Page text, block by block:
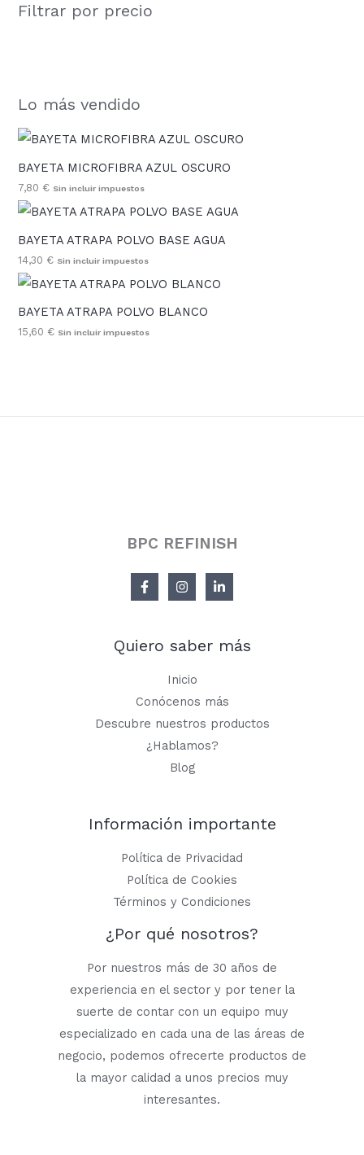
Filtrar por precio
Lo más vendido
BAYETA MICROFIBRA AZUL OSCURO
7,80 € Sin incluir impuestos
BAYETA ATRAPA POLVO BASE AGUA
14,30 € Sin incluir impuestos
BAYETA ATRAPA POLVO BLANCO
15,60 € Sin incluir impuestos
BPC REFINISH
Quiero saber más
Inicio
Conócenos más
Descubre nuestros productos
¿Hablamos?
Blog
Información importante
Política de Privacidad
Política de Cookies
Términos y Condiciones
¿Por qué nosotros?
Por nuestros más de 30 años de
experiencia en el sector y por tener la
suerte de contar con un equipo muy
especializado en cada una de las áreas de
negocio, podemos ofrecerte productos de
la mayor calidad a unos precios muy
interesantes.